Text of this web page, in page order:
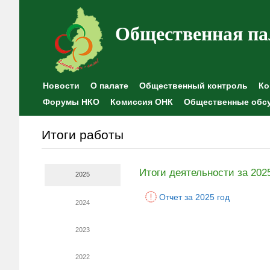
Общественная
Новости О палате Общественный контроль
Форумы НКО
Комиссия ОНК Общественные
Итоги работы
2025
2024
2023
2022
Итоги деятельности за
Отчет за 2025 год